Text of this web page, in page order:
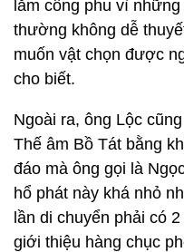
lắm công phu vì
thường không dễ
muốn vật chọn được
cho biết.
Ngoài ra, ông Lộc
Thế âm Bồ Tát bằng
đáo mà ông gọi là
hổ phát này khá nhỏ
lần di chuyển phải có
giới thiệu hàng chục